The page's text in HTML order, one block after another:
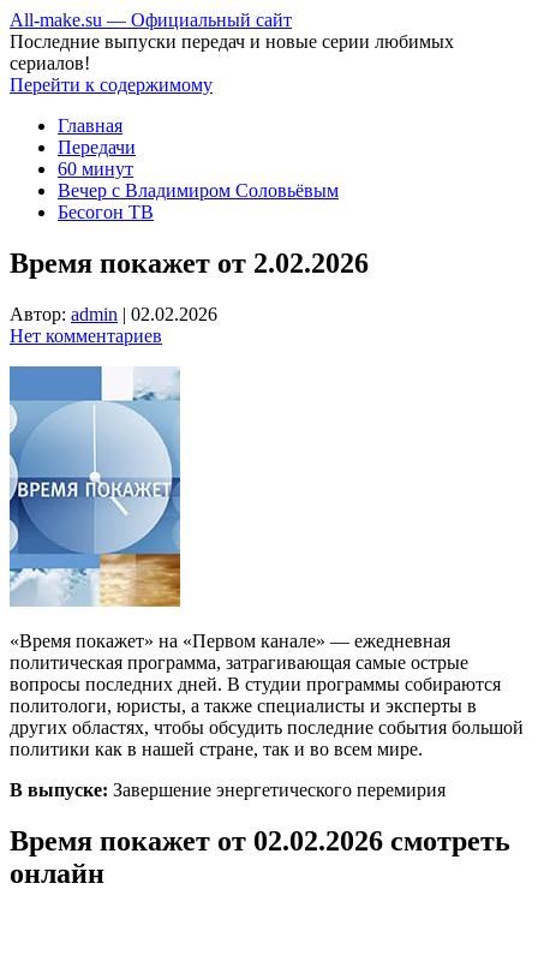
All-make.su — Официальный сайт
Последние выпуски передач и новые серии любимых
сериалов!
Перейти к содержимому
Главная
Передачи
60 минут
Вечер с Владимиром Соловьёвым
Бесогон ТВ
Время покажет от 2.02.2026
Автор: admin | 02.02.2026
Нет комментариев
«Время покажет» на «Первом канале» — ежедневная
политическая программа, затрагивающая самые острые
вопросы последних дней. В студии программы собираются
политологи, юристы, а также специалисты и эксперты в
других областях, чтобы обсудить последние события большой
политики как в нашей стране, так и во всем мире.
В выпуске: Завершение энергетического перемирия
Время покажет от 02.02.2026 смотреть
онлайн